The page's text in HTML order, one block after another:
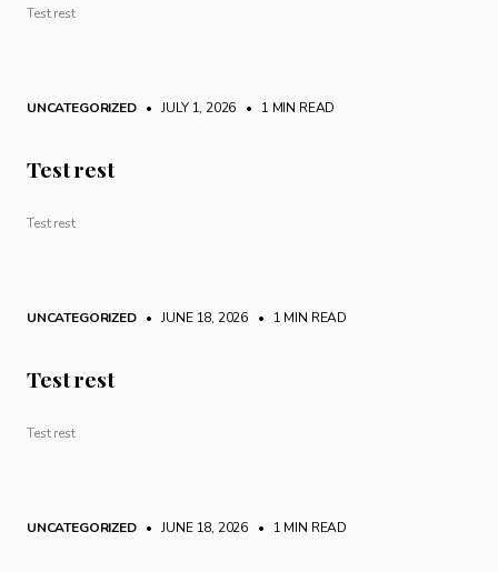
Test rest
UNCATEGORIZED • JULY 1, 2026 • 1 MIN READ
Test rest
Test rest
UNCATEGORIZED • JUNE 18, 2026 • 1 MIN READ
Test rest
Test rest
UNCATEGORIZED • JUNE 18, 2026 • 1 MIN READ